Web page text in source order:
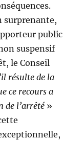
surprenante,
public
suspensif
le Conseil
résulte de la
ce recours a
de l’arrêté »